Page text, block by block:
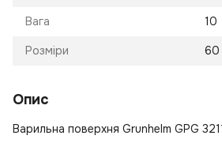
Вага 10
Розміри 60
Опис
Варильна поверхня Grunhelm GPG